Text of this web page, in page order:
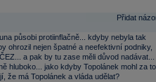
Přidat
působi protiinflačně... kdyby nebyla tak
ohrozil nejen špatné a neefektivní podniky,
a pak by tu zase měli důvod nadávat...
hluboko... jako kdyby Topolánek mohl za to,
že má Topolánek a vláda udělat?